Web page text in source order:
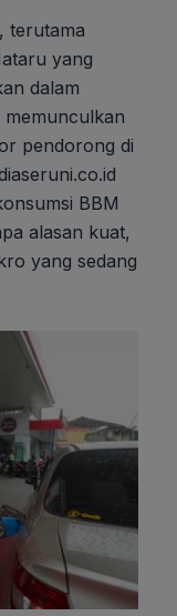
terutama
yang
dalam
memunculkan
pendorong di
BBM
alasan kuat,
yang sedang